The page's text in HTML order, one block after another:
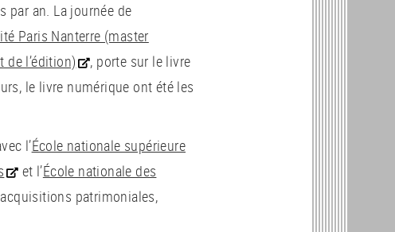
par an. La journée de
Paris Nanterre (master
l’édition)
, porte sur le livre
le livre numérique ont été les
l’École nationale supérieure
et l’École nationale des
patrimoniales,